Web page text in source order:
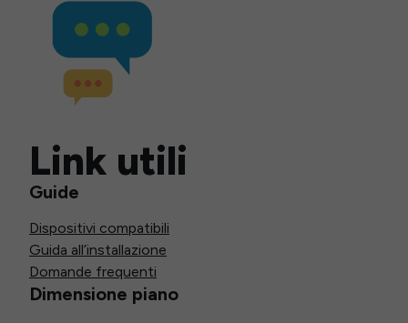
Link utili
Guide
Dispositivi compatibili
Guida all’installazione
Domande frequenti
Dimensione piano